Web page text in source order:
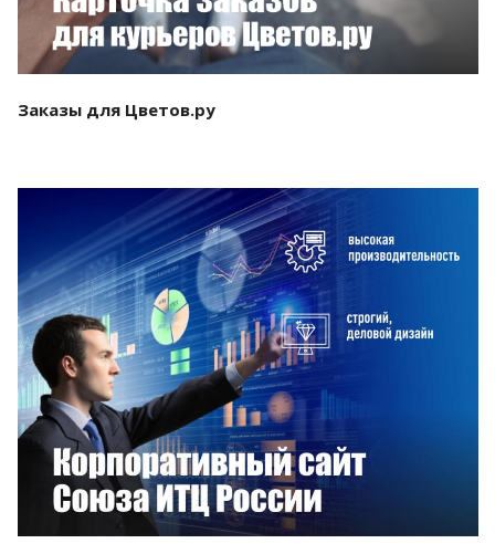
Заказы для Цветов.ру
Смотреть проект